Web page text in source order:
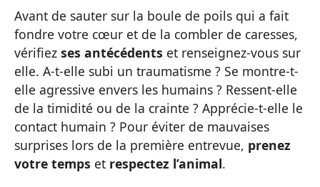
Avant de sauter sur la boule de poils qui a fait
fondre votre cœur et de la combler de caresses,
vérifiez ses antécédents et renseignez-vous sur
elle. A-t-elle subi un traumatisme ? Se montre-t-
elle agressive envers les humains ? Ressent-elle
de la timidité ou de la crainte ? Apprécie-t-elle le
contact humain ? Pour éviter de mauvaises
surprises lors de la première entrevue, prenez
votre temps et respectez l’animal.